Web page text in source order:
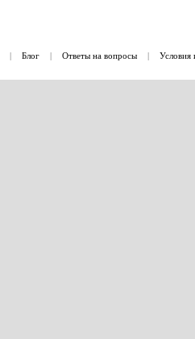
| Блог | Ответы на вопросы | Условия